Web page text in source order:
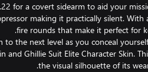
for a covert sidearm to aid your
making it practically silent.
to the next level as you conceal
and Ghillie Suit Elite Character Skin.